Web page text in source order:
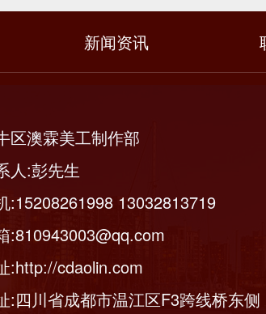
新闻资讯
区澳霖美工制作部
人:彭先生
:15208261998 13032813719
:810943003@qq.com
:http://cdaolin.com
:四川省成都市温江区F3跨线桥东侧